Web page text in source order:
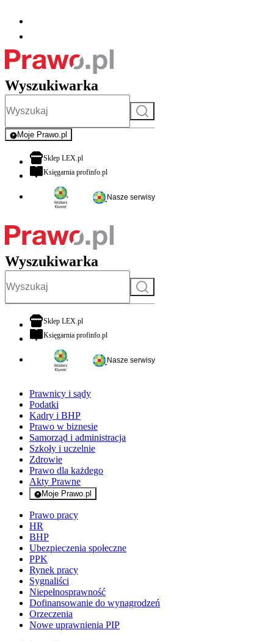
Wyszukiwarka
Szukaj
Moje Prawo.pl
- rejestracja i logowanie do serwisu
Sklep LEX.plotwiera się w nowej karcie
Księgarnia profinfo.plotwiera się w nowej karcie
Nasze serwisy
Wyszukiwarka
Szukaj
Sklep LEX.plotwiera się w nowej karcie
Księgarnia profinfo.plotwiera się w nowej karcie
Nasze serwisy
Prawnicy i sądy
Podatki
Kadry i BHP
Prawo w biznesie
Samorząd i administracja
Szkoły i uczelnie
Zdrowie
Prawo dla każdego
Akty Prawne
Moje Prawo.pl
- rejestracja i logowanie do serwisu
Prawo pracy
HR
BHP
Ubezpieczenia społeczne
PPK
Rynek pracy
Sygnaliści
Niepełnosprawność
Dofinansowanie do wynagrodzeń
Orzeczenia
Nowe uprawnienia PIP